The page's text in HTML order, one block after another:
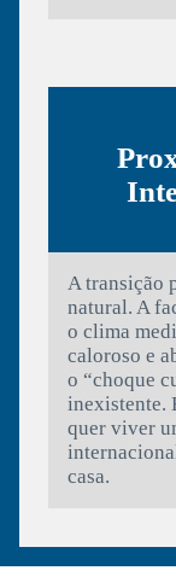
A transição
natural. A
o clima
caloroso e
o “choque
inexistente.
quer viver
casa.